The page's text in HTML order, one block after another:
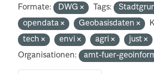
Formate: DWG Tags:
opendata
Geobasisdaten
tech
envi agri
just
Organisationen:
amt-fuer-